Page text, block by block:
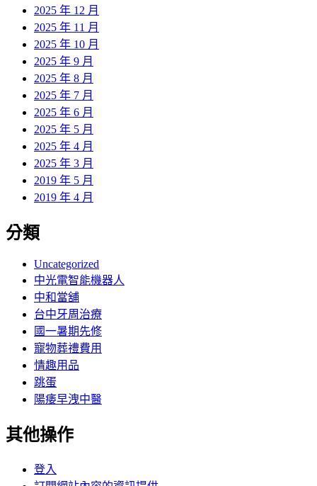
2025 年 12 月
2025 年 11 月
2025 年 10 月
2025 年 9 月
2025 年 8 月
2025 年 7 月
2025 年 6 月
2025 年 5 月
2025 年 4 月
2025 年 3 月
2019 年 5 月
2019 年 4 月
分類
Uncategorized
中光電智能機器人
中和當舖
台中牙周治療
國一暑期先修
寵物葬禮費用
情趣用品
跳蛋
陽痿早洩中醫
其他操作
登入